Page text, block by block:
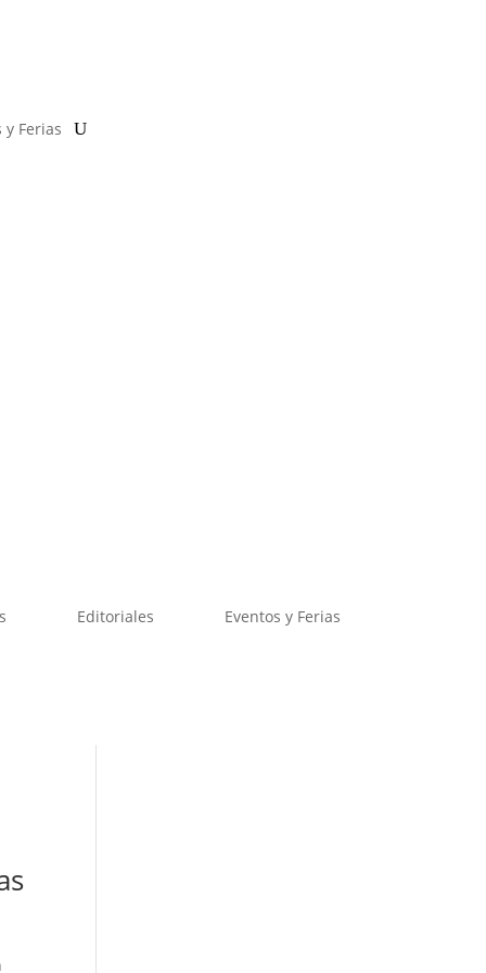
y Ferias
Editoriales Eventos y Ferias